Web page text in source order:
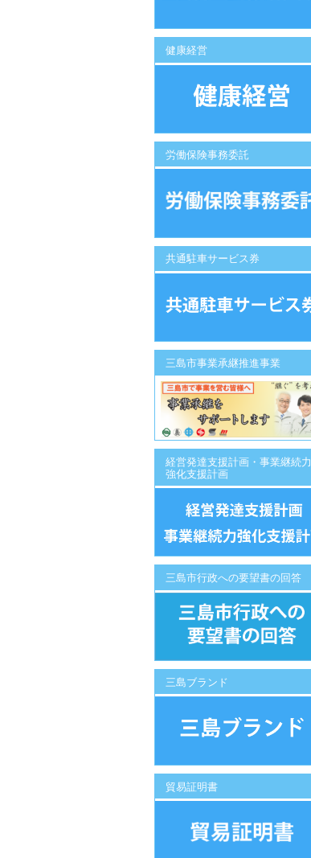
健康経営
労働保険事務委託
共通駐車サービス券
三島市事業承継推進事業
経営発達支援計画・事業継続力
強化支援計画
三島市行政への要望書の回答
三島ブランド
貿易証明書